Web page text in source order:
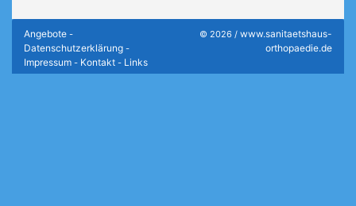
Angebote -
Datenschutzerklärung -
Impressum - Kontakt - Links
© 2026 / www.sanitaetshaus-
orthopaedie.de